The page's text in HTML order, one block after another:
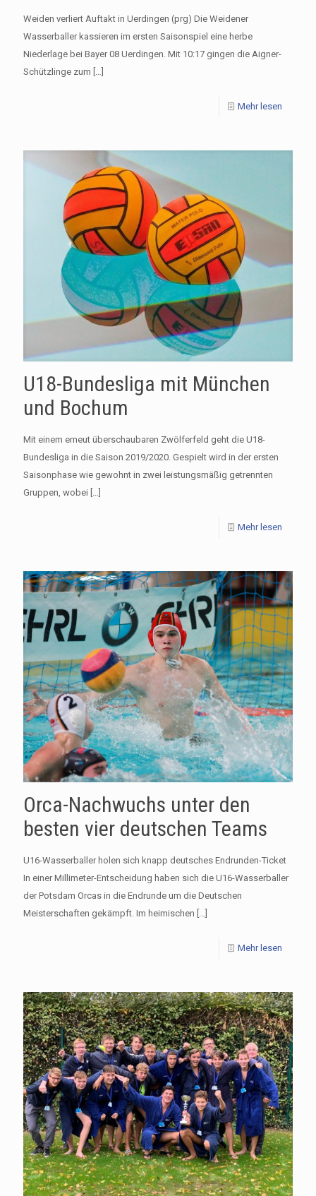
Weiden verliert Auftakt in Uerdingen (prg) Die Weidener
Wasserballer kassieren im ersten Saisonspiel eine herbe
Niederlage bei Bayer 08 Uerdingen. Mit 10:17 gingen die Aigner-
Schützlinge zum […]
Mehr lesen
U18-Bundesliga mit München
und Bochum
Mit einem erneut überschaubaren Zwölferfeld geht die U18-
Bundesliga in die Saison 2019/2020. Gespielt wird in der ersten
Saisonphase wie gewohnt in zwei leistungsmäßig getrennten
Gruppen, wobei […]
Mehr lesen
Orca-Nachwuchs unter den
besten vier deutschen Teams
U16-Wasserballer holen sich knapp deutsches Endrunden-Ticket
In einer Millimeter-Entscheidung haben sich die U16-Wasserballer
der Potsdam Orcas in die Endrunde um die Deutschen
Meisterschaften gekämpft. Im heimischen […]
Mehr lesen